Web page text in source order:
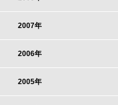
2007年
2006年
2005年